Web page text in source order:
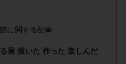
に関する記事
展 描いた 作った 楽しんだ